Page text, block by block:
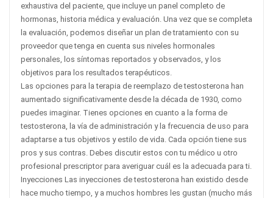
exhaustiva del paciente, que incluye un panel completo de
hormonas, historia médica y evaluación. Una vez que se completa
la evaluación, podemos diseñar un plan de tratamiento con su
proveedor que tenga en cuenta sus niveles hormonales
personales, los síntomas reportados y observados, y los
objetivos para los resultados terapéuticos.
Las opciones para la terapia de reemplazo de testosterona han
aumentado significativamente desde la década de 1930, como
puedes imaginar. Tienes opciones en cuanto a la forma de
testosterona, la vía de administración y la frecuencia de uso para
adaptarse a tus objetivos y estilo de vida. Cada opción tiene sus
pros y sus contras. Debes discutir estos con tu médico u otro
profesional prescriptor para averiguar cuál es la adecuada para ti.
Inyecciones Las inyecciones de testosterona han existido desde
hace mucho tiempo, y a muchos hombres les gustan (mucho más